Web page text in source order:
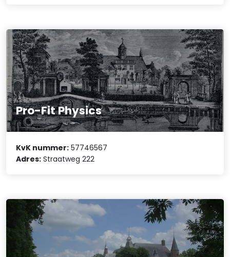
Pro-Fit Physics
KvK nummer: 57746567
Adres: Straatweg 222